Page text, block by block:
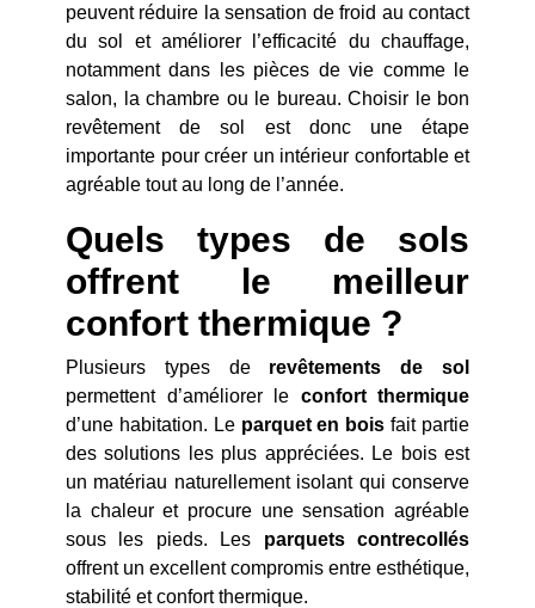
peuvent réduire la sensation de froid au contact
du sol et améliorer l’efficacité du chauffage,
notamment dans les pièces de vie comme le
salon, la chambre ou le bureau. Choisir le bon
revêtement de sol est donc une étape
importante pour créer un intérieur confortable et
agréable tout au long de l’année.
Quels types de sols
offrent le meilleur
confort thermique ?
Plusieurs types de revêtements de sol
permettent d’améliorer le confort thermique
d’une habitation. Le parquet en bois fait partie
des solutions les plus appréciées. Le bois est
un matériau naturellement isolant qui conserve
la chaleur et procure une sensation agréable
sous les pieds. Les parquets contrecollés
offrent un excellent compromis entre esthétique,
stabilité et confort thermique.